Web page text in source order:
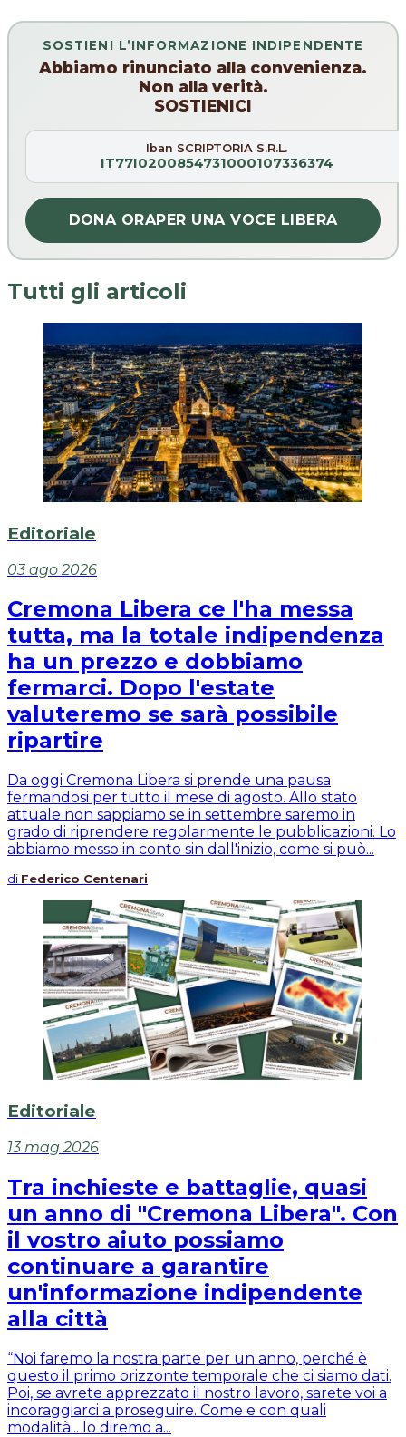
SOSTIENI L’INFORMAZIONE INDIPENDENTE
Abbiamo rinunciato alla convenienza.
Non alla verità.
SOSTIENICI
Iban SCRIPTORIA S.R.L.
IT77I0200854731000107336374
DONA ORAPER UNA VOCE LIBERA
Tutti gli articoli
Editoriale
03 ago 2026
Cremona Libera ce l'ha messa
tutta, ma la totale indipendenza
ha un prezzo e dobbiamo
fermarci. Dopo l'estate
valuteremo se sarà possibile
ripartire
Da oggi Cremona Libera si prende una pausa
fermandosi per tutto il mese di agosto. Allo stato
attuale non sappiamo se in settembre saremo in
grado di riprendere regolarmente le pubblicazioni. Lo
abbiamo messo in conto sin dall'inizio, come si può...
di Federico Centenari
Editoriale
13 mag 2026
Tra inchieste e battaglie, quasi
un anno di "Cremona Libera". Con
il vostro aiuto possiamo
continuare a garantire
un'informazione indipendente
alla città
“Noi faremo la nostra parte per un anno, perché è
questo il primo orizzonte temporale che ci siamo dati.
Poi, se avrete apprezzato il nostro lavoro, sarete voi a
incoraggiarci a proseguire. Come e con quali
modalità... lo diremo a...